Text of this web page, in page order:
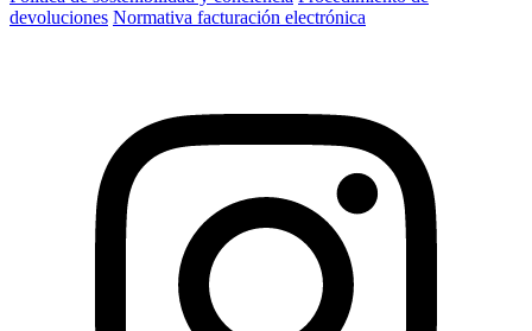
devoluciones Normativa facturación electrónica